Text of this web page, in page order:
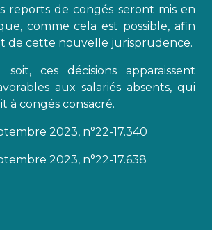
reports de congés seront mis en
comme cela est possible, afin
de cette nouvelle jurisprudence.
ces décisions apparaissent
aux salariés absents, qui
à congés consacré.
2023, n°22-17.340
2023, n°22-17.638